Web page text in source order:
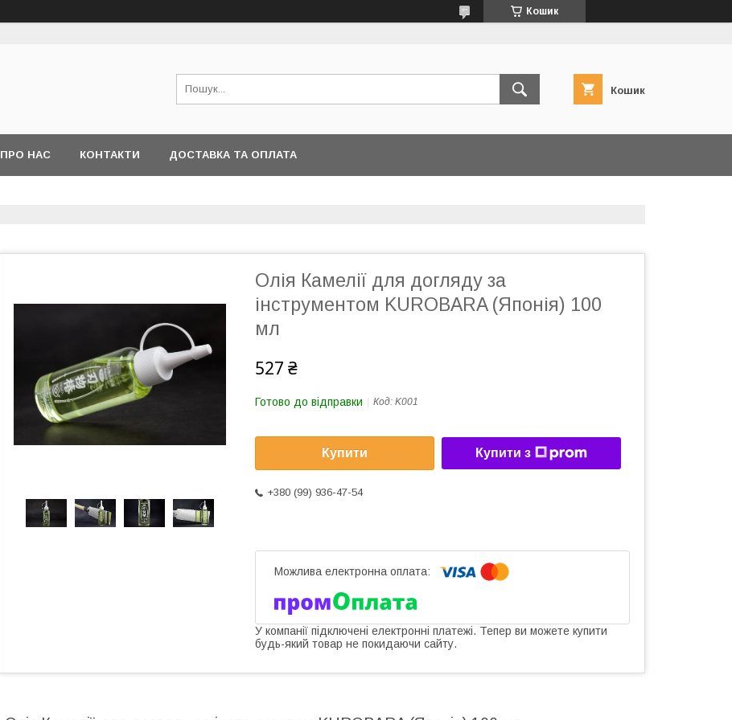
Кошик
Кошик
ПРО НАС КОНТАКТИ ДОСТАВКА ТА ОПЛАТА
Олія Камелії для догляду за
інструментом KUROBARA (Японія) 100
мл
527 ₴
Готово до відправки Код: K001
Купити Купити з
+380 (99) 936-47-54
У компанії підключені електронні платежі. Тепер ви можете купити
будь-який товар не покидаючи сайту.